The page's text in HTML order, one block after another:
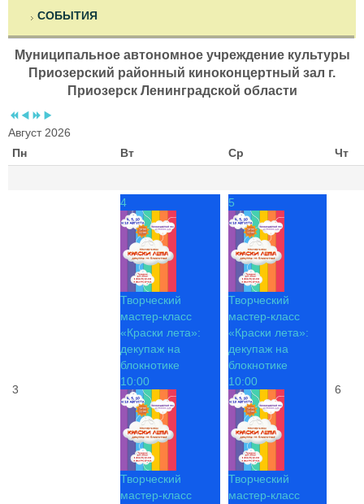
СОБЫТИЯ
Муниципальное автономное учреждение культуры
Приозерский районный киноконцертный зал г.
Приозерск Ленинградской области
Август 2026
Пн
Вт Ср Чт
3
4
Творческий
мастер-класс
«Краски лета»:
декупаж на
блокнотике
10:00
Творческий
мастер-класс
5
Творческий
мастер-класс
«Краски лета»:
декупаж на
блокнотике
10:00
Творческий
мастер-класс
6